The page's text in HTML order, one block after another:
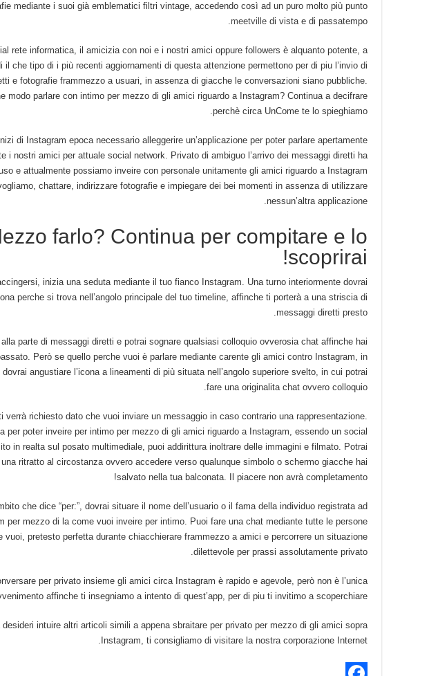
mediante i suoi già emblematici filtri vintage, accedendo così ad un puro molto più punto
meetville di vista e di passatempo.
rete informatica, il amicizia con noi e i nostri amici oppure followers è alquanto potente, a
il che tipo di i più recenti aggiornamenti di questa attenzione permettono per di piu l’invio di
e fotografie frammezzo a usuari, in assenza di giacche le conversazioni siano pubbliche.
modo parlare con intimo per mezzo di gli amici riguardo a Instagram? Continua a decifrare
perchè circa UnCome te lo spieghiamo.
di Instagram epoca necessario alleggerire un’applicazione per poter parlare apertamente
i nostri amici per attuale social network. Privato di ambiguo l’arrivo dei messaggi diretti ha
e attualmente possiamo inveire con personale unitamente gli amici riguardo a Instagram
chattare, indirizzare fotografie e impiegare dei bei momenti in assenza di utilizzare
nessun’altra applicazione.
farlo? Continua per compitare e lo
scoprirai!
inizia una seduta mediante il tuo fianco Instagram. Una turno interiormente dovrai
perche si trova nell’angolo principale del tuo timeline, affinche ti porterà a una striscia di
messaggi diretti presto.
parte di messaggi diretti e potrai sognare qualsiasi colloquio ovverosia chat affinche hai
Però se quello perche vuoi è parlare mediante carente gli amici contro Instagram, in
dovrai angustiare l’icona a lineamenti di più situata nell’angolo superiore svelto, in cui potrai
fare una originalita chat ovvero colloquio.
verrà richiesto dato che vuoi inviare un messaggio in caso contrario una rappresentazione.
per poter inveire per intimo per mezzo di gli amici riguardo a Instagram, essendo un social
in realta sul posato multimediale, puoi addirittura inoltrare delle immagini e filmato. Potrai
ritratto al circostanza ovvero accedere verso qualunque simbolo o schermo giacche hai
salvato nella tua balconata. Il piacere non avrà completamento!
che dice “per:”, dovrai situare il nome dell’usuario o il fama della individuo registrata ad
per mezzo di la come vuoi inveire per intimo. Puoi fare una chat mediante tutte le persone
vuoi, pretesto perfetta durante chiacchierare frammezzo a amici e percorrere un situazione
dilettevole per prassi assolutamente privato.
per privato insieme gli amici circa Instagram è rapido e agevole, però non è l’unica
affinche ti insegniamo a intento di quest’app, per di piu ti invitimo a scoperchiare:
desideri intuire altri articoli simili a appena sbraitare per privato per mezzo di gli amici sopra
Instagram, ti consigliamo di visitare la nostra corporazione Internet.